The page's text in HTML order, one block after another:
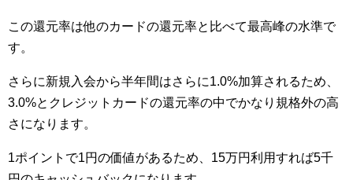
この還元率は他のカードの還元率と比べて最高峰の水準で
す。
さらに新規入会から半年間はさらに1.0%加算されるため、
3.0%とクレジットカードの還元率の中でかなり規格外の高
さになります。
1ポイントで1円の価値があるため、15万円利用すれば5千